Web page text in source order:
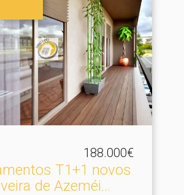
188.000€
T1+1 novos
de Azeméi.​..